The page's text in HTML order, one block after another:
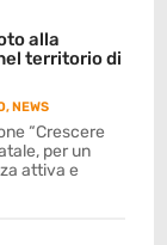
alla
territorio di
,NEWS
“Crescere
per un
attiva e